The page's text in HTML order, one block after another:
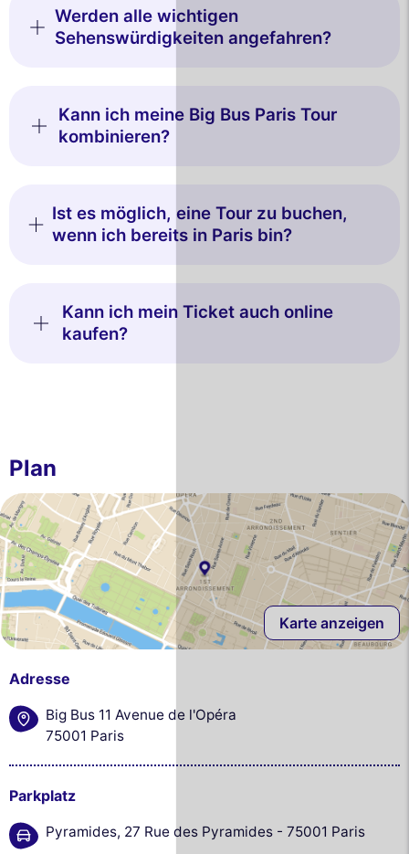
Werden alle wichtigen
Sehenswürdigkeiten angefahren?
Kann ich meine Big Bus Paris Tour
kombinieren?
Ist es möglich, eine Tour zu buchen,
wenn ich bereits in Paris bin?
Kann ich mein Ticket auch online
kaufen?
Plan
Karte anzeigen
Adresse
Big Bus 11 Avenue de l'Opéra
75001 Paris
Parkplatz
Pyramides, 27 Rue des Pyramides - 75001 Paris